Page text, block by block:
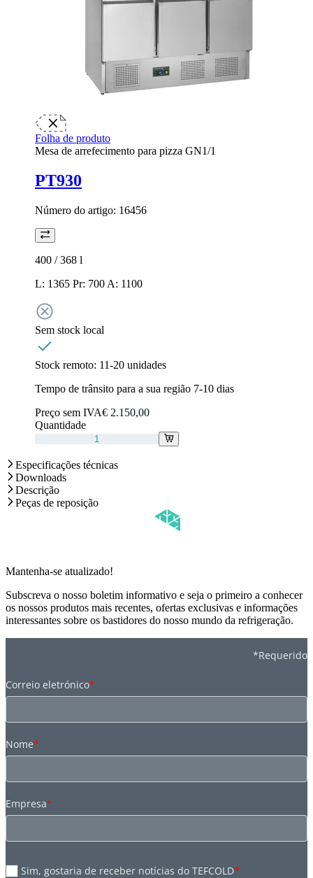
Folha de produto
Mesa de arrefecimento para pizza GN1/1
PT930
Número do artigo: 16456
400 / 368 l
L: 1365 Pr: 700 A: 1100
Sem stock local
Stock remoto: 11-20 unidades
Tempo de trânsito para a sua região 7-10 dias
Preço sem IVA€ 2.150,00
Quantidade
Especificações técnicas
Downloads
Descrição
Peças de reposição
Mantenha-se atualizado!
Subscreva o nosso boletim informativo e seja o primeiro a conhecer
os nossos produtos mais recentes, ofertas exclusivas e informações
interessantes sobre os bastidores do nosso mundo da refrigeração.
*Requerido
Correio eletrónico*
Nome*
Empresa*
Sim, gostaria de receber notícias do TEFCOLD*